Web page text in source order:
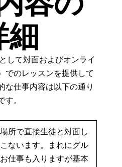
細
して対面およびオンライ
でのレッスンを提供して
な仕事内容は以下の通り
す。
所で直接生徒と対面し
ないます。まれにグル
仕事も入りますが基本